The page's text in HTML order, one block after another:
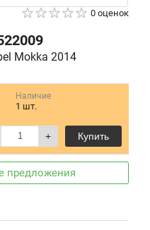
0 оценок
Mokka 2014
Наличие
1 шт.
+ Купить
предложения